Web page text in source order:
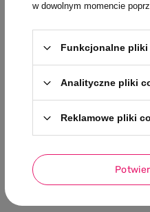
w dowolnym momencie
Funkcjonalne pliki
Analityczne pliki
Reklamowe pliki